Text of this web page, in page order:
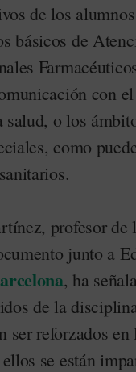
de los
básicos de
con
salud, o los
como
profesor
junto a
, ha
de la
ser reforzados
se están